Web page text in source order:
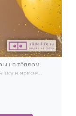
на тёплом
в яркое